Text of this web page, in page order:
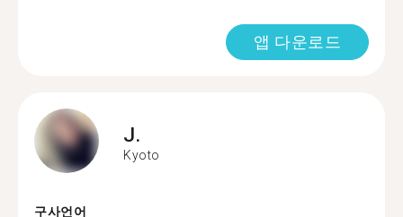
앱 다운로드
J.
Kyoto
구사언어